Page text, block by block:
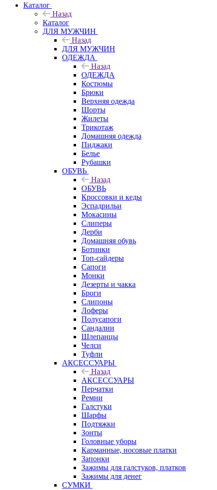
Каталог
Назад
Каталог
ДЛЯ МУЖЧИН
Назад
ДЛЯ МУЖЧИН
ОДЕЖДА
Назад
ОДЕЖДА
Костюмы
Брюки
Верхняя одежда
Шорты
Жилеты
Трикотаж
Домашняя одежда
Пиджаки
Белье
Рубашки
ОБУВЬ
Назад
ОБУВЬ
Кроссовки и кеды
Эспадрильи
Мокасины
Слиперы
Дерби
Домашняя обувь
Ботинки
Топ-сайдеры
Сапоги
Монки
Дезерты и чакка
Броги
Слипоны
Лоферы
Полусапоги
Сандалии
Шлепанцы
Челси
Туфли
АКСЕССУАРЫ
Назад
АКСЕССУАРЫ
Перчатки
Ремни
Галстуки
Шарфы
Подтяжки
Зонты
Головные уборы
Карманные, носовые платки
Запонки
Зажимы для галстуков, платков
Зажимы для денег
СУМКИ